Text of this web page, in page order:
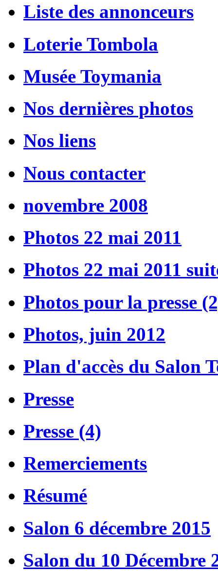
Liste des annonceurs
Loterie Tombola
Musée Toymania
Nos dernières photos
Nos liens
Nous contacter
novembre 2008
Photos 22 mai 2011
Photos 22 mai 2011
Photos pour la presse
Photos, juin 2012
Plan d'accès du Salon
Presse
Presse (4)
Remerciements
Résumé
Salon 6 décembre 2015
Salon du 10 Décembre